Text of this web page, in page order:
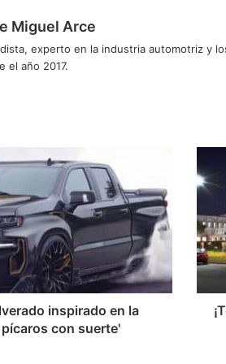
Miguel Arce
experto en la industria automotriz y
el año 2017.
inspirado en la
con suerte'
pierde
la
137
de